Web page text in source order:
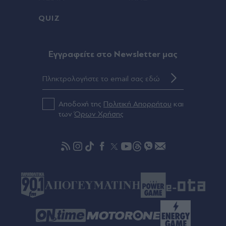
ελβετικών βουνών" - Η αγκαλιά με τη σύντροφό
Πριν 46 λεπτά
Λασίθι: Οριοθετήθηκε η πυρκαγιά στα Αχλάδια -
Σε επιφυλακή οι πυροσβεστικές δυνάμεις
Πριν 58 λεπτά
Μόσχα: "Στημένη προβοκάτσια" το περιστατικό
νέο κύμα "αντιρωσικής υστερίας"
QUIZ
Eγγραφείτε στο Newsletter μας
Αποδοχή της Πολιτική Απορρήτου και
τωνΌρων Χρήσης